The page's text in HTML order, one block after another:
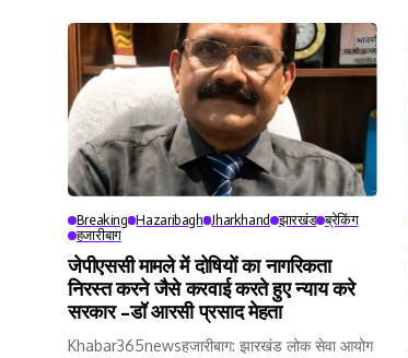
Breaking Hazaribagh Jharkhand झारखंड ब्रेकिंग
हजारीबाग
जेपीएससी मामले में दोषियों का नागरिकता
निरस्त करने जैसे करवाई करते हुए न्याय करे
सरकार -डॉ आरसी प्रसाद मेहता
Khabar365newsहजारीबाग: झारखंड लोक सेवा आयोग